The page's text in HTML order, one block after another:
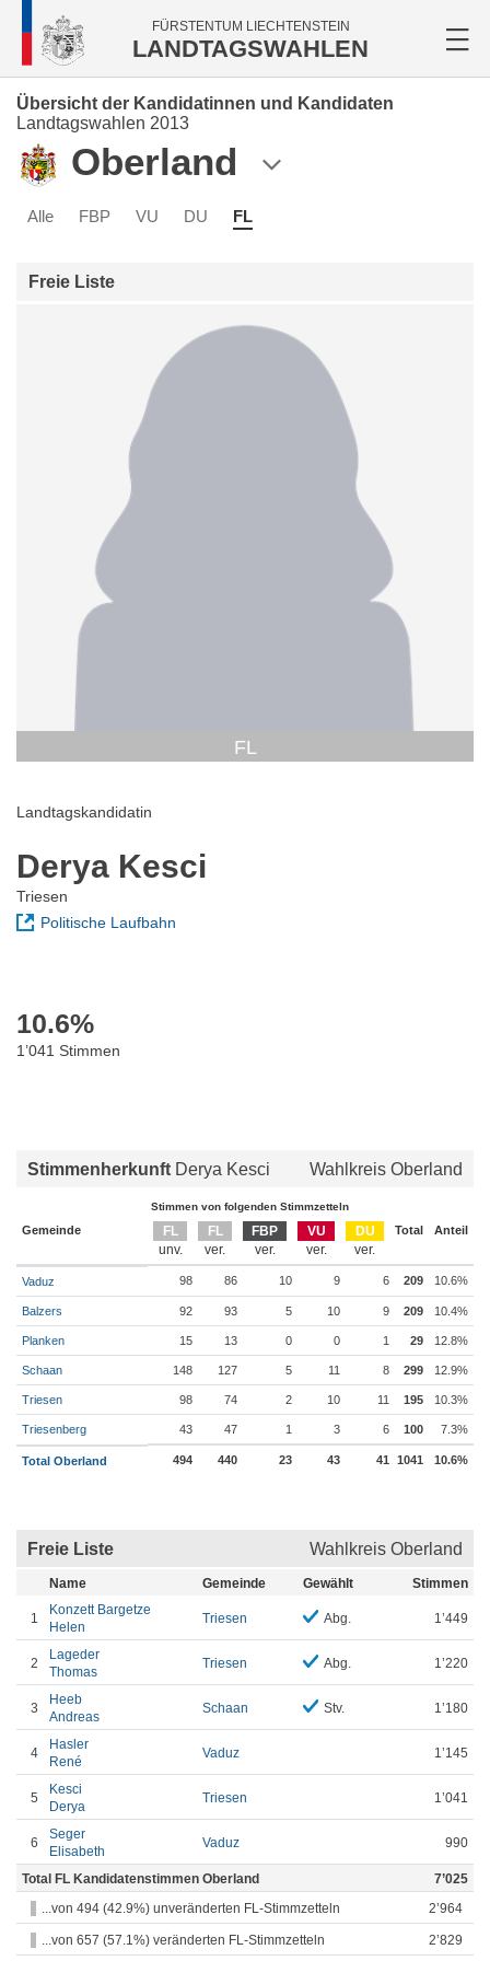
FÜRSTENTUM LIECHTENSTEIN
LANDTAGSWAHLEN
Übersicht der Kandidatinnen und Kandidaten
Landtagswahlen 2013
Oberland
Alle FBP VU DU FL
Freie Liste
FL
Landtagskandidatin
Derya Kesci
Triesen
Politische Laufbahn
10.6%
1’041 Stimmen
Stimmenherkunft Derya Kesci Wahlkreis Oberland
Stimmen von folgenden Stimmzetteln
Gemeinde FL FL FBP VU DU Total Anteil
Vaduz 98 86 10 9 6 209 10.6%
Balzers 92 93 5 10 9 209 10.4%
Planken 15 13 0 0 1 29 12.8%
Schaan 148 127 5 11 8 299 12.9%
Triesen 98 74 2 10 11 195 10.3%
Triesenberg 43 47 1 3 6 100 7.3%
Total Oberland 494 440 23 43 41 1041 10.6%
Freie Liste Wahlkreis Oberland
Name Gemeinde Gewählt Stimmen
1
Konzett Bargetze
Helen
Triesen Abg. 1’449
2
Lageder
Thomas
Triesen Abg. 1’220
3
Heeb
Andreas
Schaan Stv. 1’180
4
Hasler
René
Vaduz 1’145
5
Kesci
Derya
Triesen 1’041
6
Seger
Elisabeth
Vaduz 990
Total FL Kandidatenstimmen Oberland
7’025
...von 494 (42.9%) unveränderten FL-Stimmzetteln
2’964
...von 657 (57.1%) veränderten FL-Stimmzetteln 2’829